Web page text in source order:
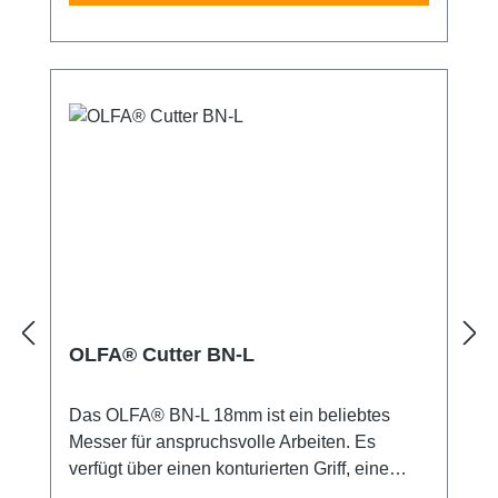
OLFA® Cutter BN-L
Das OLFA® BN-L 18mm ist ein beliebtes
Messer für anspruchsvolle Arbeiten. Es
verfügt über einen konturierten Griff, eine